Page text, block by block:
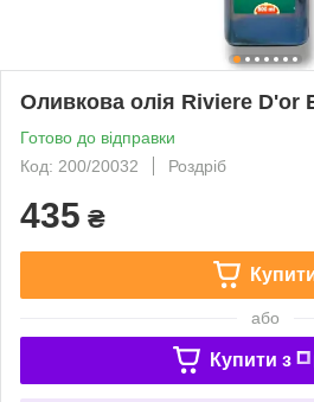
Оливкова олія Riviere D'or
Готово до відправки
Код: 200/20032
Роздріб
435 ₴
або
Купити з